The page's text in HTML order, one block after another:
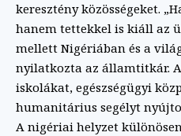
keresztény közösségeket.
hanem tettekkel is kiáll az
mellett Nigériában és a
nyilatkozta az államtitkár.
iskolákat, egészségügyi
humanitárius segélyt
A nigériai helyzet